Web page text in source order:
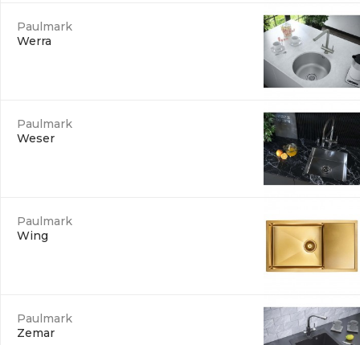
Paulmark
Werra
Paulmark
Weser
Paulmark
Wing
Paulmark
Zemar